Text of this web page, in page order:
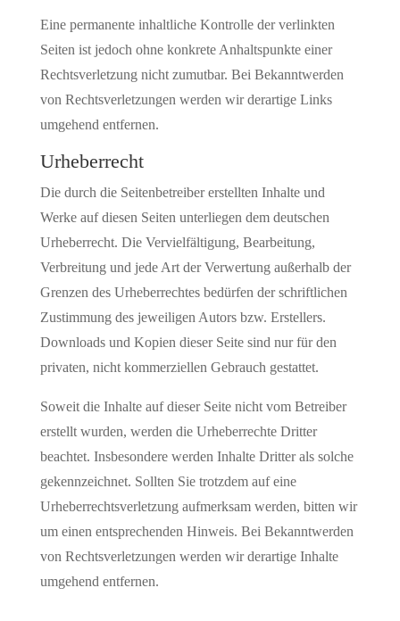
Eine permanente inhaltliche Kontrolle der verlinkten
Seiten ist jedoch ohne konkrete Anhaltspunkte einer
Rechtsverletzung nicht zumutbar. Bei Bekanntwerden
von Rechtsverletzungen werden wir derartige Links
umgehend entfernen.
Urheberrecht
Die durch die Seitenbetreiber erstellten Inhalte und
Werke auf diesen Seiten unterliegen dem deutschen
Urheberrecht. Die Vervielfältigung, Bearbeitung,
Verbreitung und jede Art der Verwertung außerhalb der
Grenzen des Urheberrechtes bedürfen der schriftlichen
Zustimmung des jeweiligen Autors bzw. Erstellers.
Downloads und Kopien dieser Seite sind nur für den
privaten, nicht kommerziellen Gebrauch gestattet.
Soweit die Inhalte auf dieser Seite nicht vom Betreiber
erstellt wurden, werden die Urheberrechte Dritter
beachtet. Insbesondere werden Inhalte Dritter als solche
gekennzeichnet. Sollten Sie trotzdem auf eine
Urheberrechtsverletzung aufmerksam werden, bitten wir
um einen entsprechenden Hinweis. Bei Bekanntwerden
von Rechtsverletzungen werden wir derartige Inhalte
umgehend entfernen.